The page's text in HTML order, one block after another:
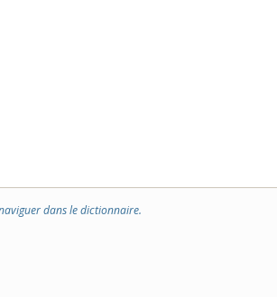
dans le dictionnaire.